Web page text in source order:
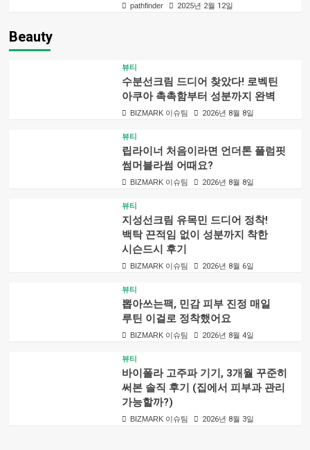
pathfinder 2025년 2월 12일
Beauty
뷰티
수분선크림 드디어 찾았다! 로벡틴
아쿠아 촉촉함부터 성분까지 완벽
BIZMARK 이슈팀 2026년 8월 8일
뷰티
립라이너 처음이라면 언더톤 플럼핏
썸머블라썸 어때요?
BIZMARK 이슈팀 2026년 8월 8일
뷰티
지성선크림 유목민 드디어 정착!
백탁 끈적임 없이 성분까지 착한
시슨드시 후기
BIZMARK 이슈팀 2026년 8월 6일
뷰티
뽑아쓰는팩, 민감 피부 진정 매일
루틴 이걸로 정착했어요
BIZMARK 이슈팀 2026년 8월 4일
뷰티
바이폴라 고주파 기기, 3개월 꾸준히
써본 솔직 후기 (집에서 피부과 관리
가능할까?)
BIZMARK 이슈팀 2026년 8월 3일